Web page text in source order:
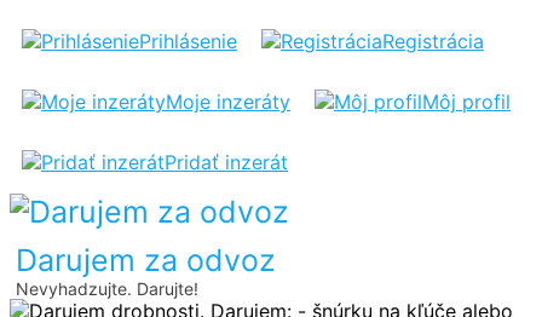
Prihlásenie Registrácia
Moje inzeráty Môj profil
Pridať inzerát
Darujem za odvoz
Nevyhadzujte. Darujte!
DARUJEM